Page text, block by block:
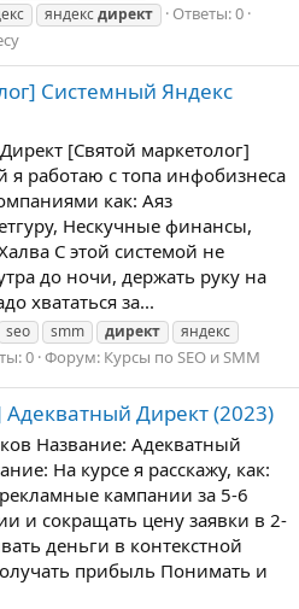
яндексдирект
Ответы: 0
Системный Яндекс
[Святой маркетолог]
я работаю с топа инфобизнеса
как: Аяз
Нескучные финансы,
С этой системой не
до ночи, держать руку на
хвататься за...
seo smm директ
яндекс
0 Форум: Курсы по SEO и SMM
Директ (2023)
Название: Адекватный
На курсе я расскажу, как:
кампании за 5-6
и сокращать цену заявки в 2-
деньги в контекстной
прибыль Понимать и